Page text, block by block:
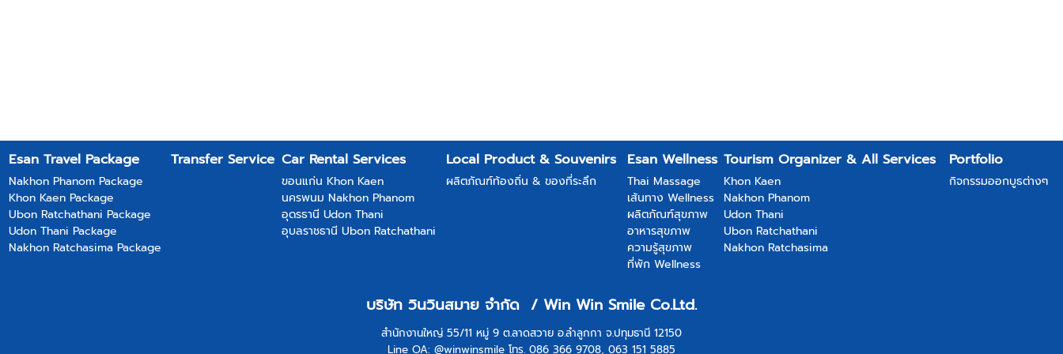
Esan Travel Package
Nakhon Phanom Package
Khon Kaen Package
Ubon Ratchathani Package
Udon Thani Package
Nakhon Ratchasima Package
Transfer Service Car Rental Services
ขอนแก่น Khon Kaen
นครพนม Nakhon Phanom
อุดรธานี Udon Thani
อุบลราชธานี Ubon Ratchathani
Local Product & Souvenirs
ผลิตภัณฑ์ท้องถิ่น & ของที่ระลึก
Esan Wellness
Thai Massage
เส้นทาง Wellness
ผลิตภัณฑ์สุขภาพ
อาหารสุขภาพ
ความรู้สุขภาพ
ที่พัก Wellness
Tourism Organizer & All Services
Khon Kaen
Nakhon Phanom
Udon Thani
Ubon Ratchathani
Nakhon Ratchasima
Portfolio
กิจกรรมออกบูธต่างๆ
บริษัท วินวินสมาย จำกัด / Win Win Smile Co.Ltd.
สำนักงานใหญ่ 55/11 หมู่ 9 ต.ลาดสวาย อ.ลําลูกกา จ.ปทุมธานี 12150
Line OA: @winwinsmile โทร. 086 366 9708, 063 151 5885